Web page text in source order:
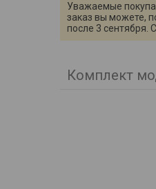
Уважаемые
заказ вы можете,
после 3 сентября.
Комплект